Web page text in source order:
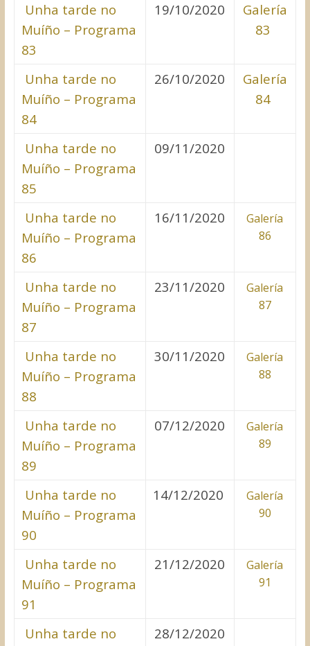
Unha tarde no
Muíño – Programa
83
19/10/2020
Galería
83
Unha tarde no
Muíño – Programa
84
26/10/2020
Galería
84
Unha tarde no
Muíño – Programa
85
09/11/2020
Unha tarde no
Muíño – Programa
86
16/11/2020
Galería
86
Unha tarde no
Muíño – Programa
87
23/11/2020
Galería
87
Unha tarde no
Muíño – Programa
88
30/11/2020
Galería
88
Unha tarde no
Muíño – Programa
89
07/12/2020
Galería
89
Unha tarde no
Muíño – Programa
90
14/12/2020
Galería
90
Unha tarde no
Muíño – Programa
91
21/12/2020
Galería
91
Unha tarde no
28/12/2020